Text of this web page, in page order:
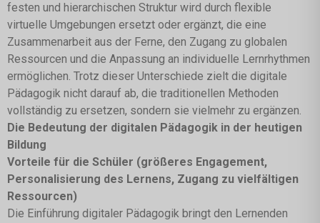
festen und hierarchischen Struktur wird durch flexible
virtuelle Umgebungen ersetzt oder ergänzt, die eine
Zusammenarbeit aus der Ferne, den Zugang zu globalen
Ressourcen und die Anpassung an individuelle Lernrhythmen
ermöglichen. Trotz dieser Unterschiede zielt die digitale
Pädagogik nicht darauf ab, die traditionellen Methoden
vollständig zu ersetzen, sondern sie vielmehr zu ergänzen.
Die Bedeutung der digitalen Pädagogik in der heutigen
Bildung
Vorteile für die Schüler (größeres Engagement,
Personalisierung des Lernens, Zugang zu vielfältigen
Ressourcen)
Die Einführung digitaler Pädagogik bringt den Lernenden